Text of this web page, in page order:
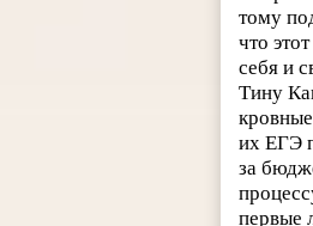
тому
что
себя и
Тину
их ЕГЭ
за
первые